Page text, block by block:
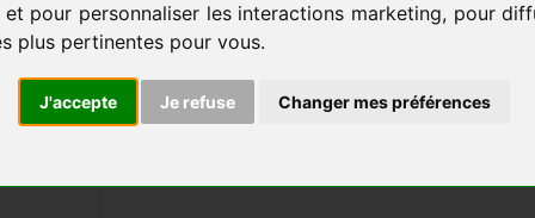
et pour personnaliser les interactions marketing, pour
plus pertinentes pour vous.
J'accepte Je refuse Changer mes préférences
Plateau Porte Disque Diam
Monobrosse Basse Vitesse
SYNCLEAN